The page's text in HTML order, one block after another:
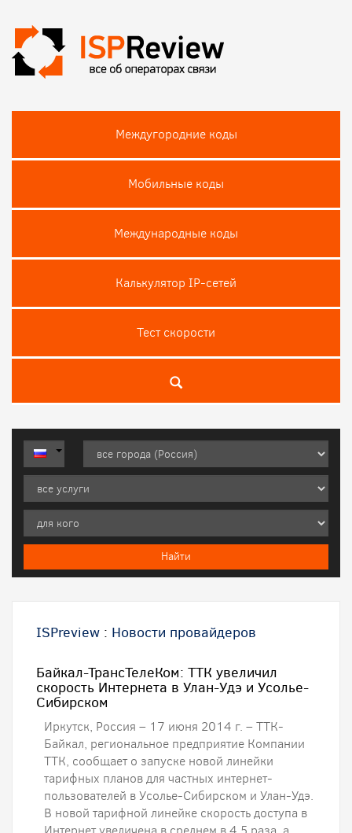
Междугородние коды
Мобильные коды
Международные коды
Калькулятор IP-сетей
Тест скороcти
ISPreview : Новости провайдеров
Байкал-ТрансТелеКом: ТТК увеличил
скорость Интернета в Улан-Удэ и Усолье-
Сибирском
Иркутск, Россия – 17 июня 2014 г. – ТТК-
Байкал, региональное предприятие Компании
ТТК, сообщает о запуске новой линейки
тарифных планов для частных интернет-
пользователей в Усолье-Сибирском и Улан-Удэ.
В новой тарифной линейке скорость доступа в